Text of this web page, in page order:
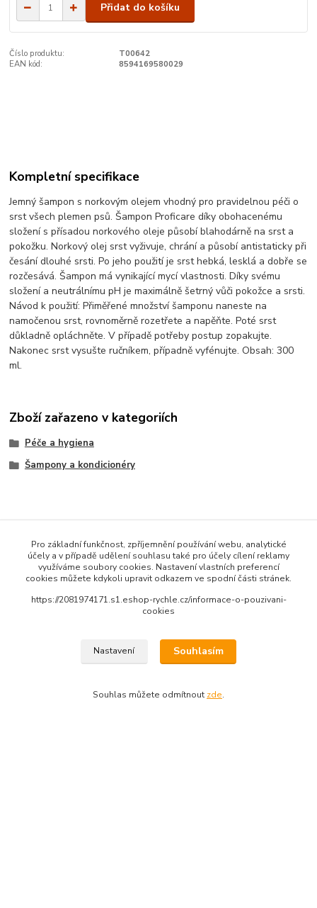
Přidat do košíku
Číslo produktu:
T00642
EAN kód:
8594169580029
Kompletní specifikace
Jemný šampon s norkovým olejem vhodný pro pravidelnou péči o
srst všech plemen psů. Šampon Proficare díky obohacenému
složení s přísadou norkového oleje působí blahodárně na srst a
pokožku. Norkový olej srst vyživuje, chrání a působí antistaticky při
česání dlouhé srsti. Po jeho použití je srst hebká, lesklá a dobře se
rozčesává. Šampon má vynikající mycí vlastnosti. Díky svému
složení a neutrálnímu pH je maximálně šetrný vůči pokožce a srsti.
Návod k použití: Přiměřené množství šamponu naneste na
namočenou srst, rovnoměrně rozetřete a napěňte. Poté srst
důkladně opláchněte. V případě potřeby postup zopakujte.
Nakonec srst vysušte ručníkem, případně vyfénujte. Obsah: 300
ml.
Zboží zařazeno v kategoriích
Péče a hygiena
Šampony a kondicionéry
Legal Compliance
Obchodní podmínky
Informace o používání cookies
Pro základní funkčnost, zpříjemnění používání webu, analytické
účely a v případě udělení souhlasu také pro účely cílení reklamy
využíváme soubory cookies. Nastavení vlastních preferencí
cookies můžete kdykoli upravit odkazem ve spodní části stránek.
https://2081974171.s1.eshop-rychle.cz/informace-o-pouzivani-
cookies
Nastavení Souhlasím
Souhlas můžete odmítnout zde.